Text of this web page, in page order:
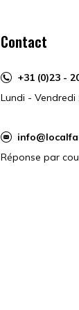
Contact
+31 (0)23 -
Lundi - Vendredi
Réponse par